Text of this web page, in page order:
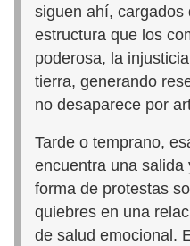
siguen ahí, cargados
estructura que los
poderosa, la
tierra, generando
no desaparece por
Tarde o temprano,
encuentra una salida
forma de protestas
quiebres en una
de salud emocional.